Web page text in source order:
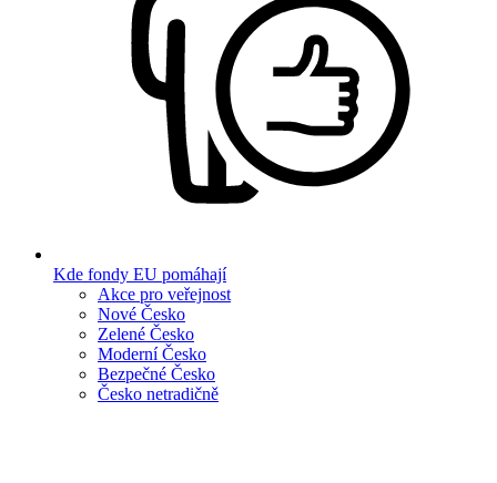
Kde fondy EU pomáhají
Akce pro veřejnost
Nové Česko
Zelené Česko
Moderní Česko
Bezpečné Česko
Česko netradičně